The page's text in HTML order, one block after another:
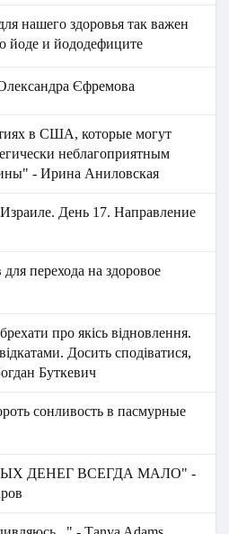
нашего здоровья так важен
йоде и йододефиците
Єфремова
в США, которые могут
неблагоприятным
- Ирина Аниловская
День 17. Направление
перехода на здоровое
про якісь відновлення.
Досить сподіватися,
Буткевич
сонливость в пасмурные
ДЕНЕГ ВСЕГДА МАЛО" -